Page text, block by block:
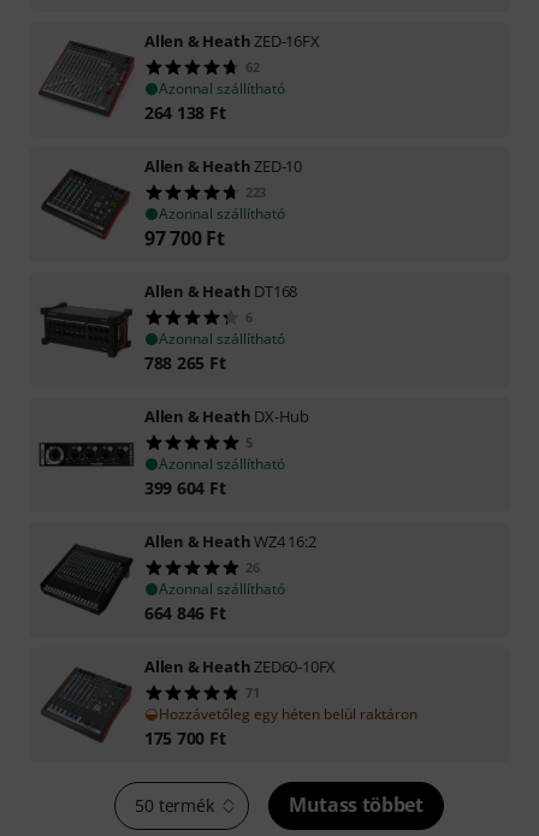
Allen & Heath ZED-16FX
62
Azonnal szállítható
264 138 Ft
Allen & Heath ZED-10
223
Azonnal szállítható
97 700 Ft
Allen & Heath DT168
6
Azonnal szállítható
788 265 Ft
Allen & Heath DX-Hub
5
Azonnal szállítható
399 604 Ft
Allen & HeathWZ4 16:2
26
Azonnal szállítható
664 846 Ft
Allen & Heath ZED60-10FX
71
Hozzávetőleg egy héten belül raktáron
175 700 Ft
50 termék Mutass többet